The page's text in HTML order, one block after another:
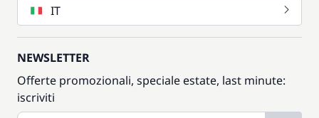
IT
NEWSLETTER
Offerte promozionali, speciale estate, last minute:
iscriviti